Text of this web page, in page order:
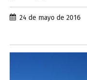
24 de mayo de 2016